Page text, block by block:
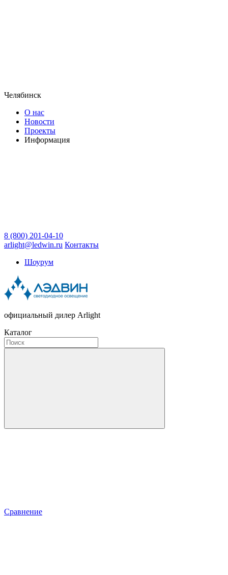
Челябинск
О нас
Новости
Проекты
Информация
8 (800) 201-04-10
arlight@ledwin.ru Контакты
Шоурум
официальный дилер Arlight
Каталог
Сравнение